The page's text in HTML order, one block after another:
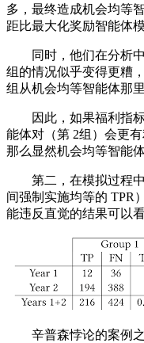
多，最终造成机会均等
距比最大化奖励智能体
同时，他们在分析中
组的情况似乎变得更糟
组从机会均等智能体那
因此，如果福利指标
能体对（第 2组）会更
那么显然机会均等智能
第二，在模拟过程中
间强制实施均等的 TPR
能违反直觉的结果可以
辛普森悖论的案例之